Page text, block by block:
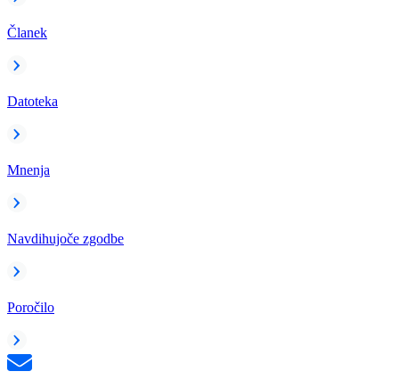
Članek
Datoteka
Mnenja
Navdihujoče zgodbe
Poročilo